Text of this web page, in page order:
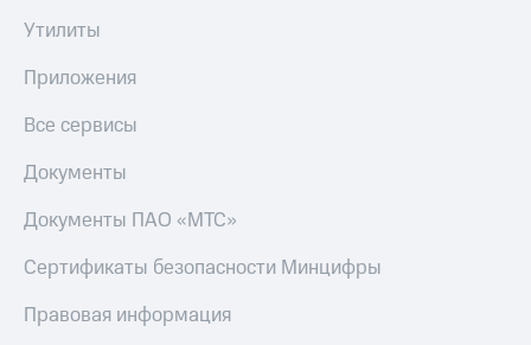
Утилиты
Приложения
Все сервисы
Документы
Документы ПАО «МТС»
Сертификаты безопасности Минцифры
Правовая информация